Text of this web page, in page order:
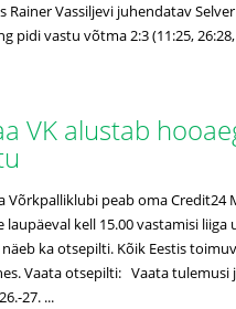
Rainer Vassiljevi juhendatav
pidi vastu võtma 2:3 (11:25,
VK alustab
Võrkpalliklubi peab oma
laupäeval kell 15.00 vastamisi
ka otsepilti. Kõik Eestis
Vaata otsepilti: Vaata tulemusi
27. ...